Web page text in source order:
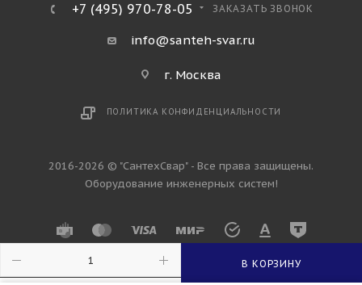
В КОРЗИНУ
+7 (495) 970-78-05 ЗАКАЗАТЬ ЗВОНОК
info@santeh-svar.ru
г. Москва
ПОЛИТИКА КОНФИДЕНЦИАЛЬНОСТИ
2016-2026 © "СантехСвар" - Все права защищены.
Оборудование инженерных систем!